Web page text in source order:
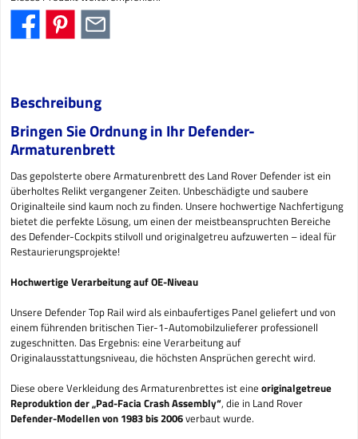
Beschreibung
Bringen Sie Ordnung in Ihr Defender-
Armaturenbrett
Das gepolsterte obere Armaturenbrett des Land Rover Defender ist ein
überholtes Relikt vergangener Zeiten. Unbeschädigte und saubere
Originalteile sind kaum noch zu finden. Unsere hochwertige Nachfertigung
bietet die perfekte Lösung, um einen der meistbeanspruchten Bereiche
des Defender-Cockpits stilvoll und originalgetreu aufzuwerten – ideal für
Restaurierungsprojekte!
Hochwertige Verarbeitung auf OE-Niveau
Unsere Defender Top Rail wird als einbaufertiges Panel geliefert und von
einem führenden britischen Tier-1-Automobilzulieferer professionell
zugeschnitten. Das Ergebnis: eine Verarbeitung auf
Originalausstattungsniveau, die höchsten Ansprüchen gerecht wird.
Diese obere Verkleidung des Armaturenbrettes ist eine originalgetreue
Reproduktion der „Pad-Facia Crash Assembly“, die in Land Rover
Defender-Modellen von 1983 bis 2006verbaut wurde.